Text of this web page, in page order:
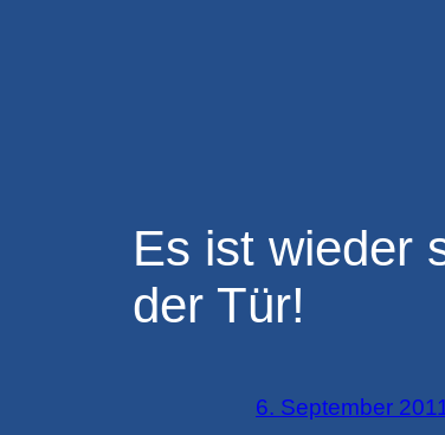
Es ist wieder
der Tür!
6. September